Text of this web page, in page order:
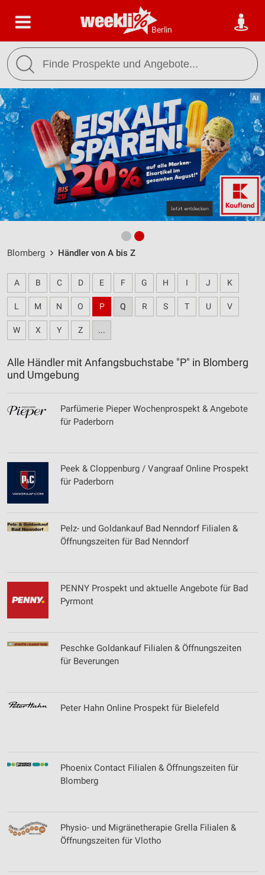
Berlin
Blomberg Händler von A bis Z
A B C D E F G H I J K
L M N O P Q R S T U V
W X Y Z ...
Alle Händler mit Anfangsbuchstabe "P" in Blomberg
und Umgebung
Parfümerie Pieper Wochenprospekt & Angebote
für Paderborn
Peek & Cloppenburg / Vangraaf Online Prospekt
für Paderborn
Pelz- und Goldankauf Bad Nenndorf Filialen &
Öffnungszeiten für Bad Nenndorf
PENNY Prospekt und aktuelle Angebote für Bad
Pyrmont
Peschke Goldankauf Filialen & Öffnungszeiten
für Beverungen
Peter Hahn Online Prospekt für Bielefeld
Phoenix Contact Filialen & Öffnungszeiten für
Blomberg
Physio- und Migränetherapie Grella Filialen &
Öffnungszeiten für Vlotho